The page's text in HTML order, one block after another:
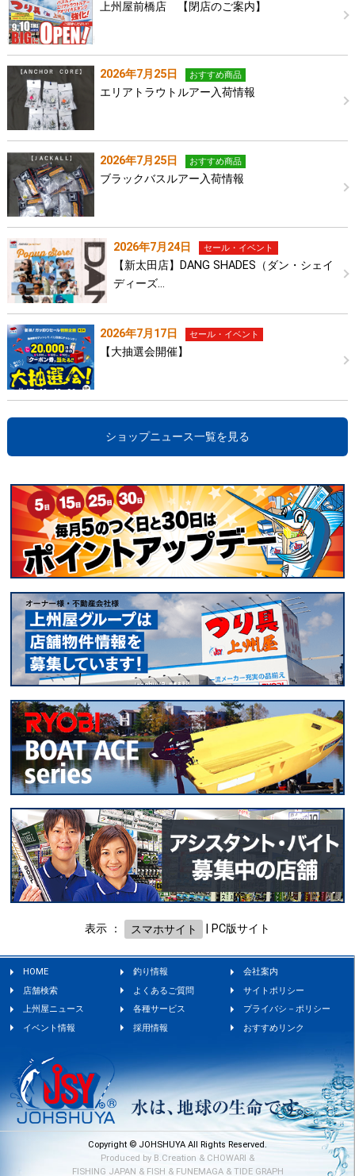
上州屋前橋店 【閉店のご案内】
2026年7月25日 おすすめ商品
エリアトラウトルアー入荷情報
2026年7月25日 おすすめ商品
ブラックバスルアー入荷情報
2026年7月24日 セール・イベント
【新太田店】DANG SHADES（ダン・シェイ
ディーズ…
2026年7月17日 セール・イベント
【大抽選会開催】
ショップニュース一覧を見る
表示 ： スマホサイト PC版サイト
HOME 釣り情報
会社案内
店舗検索
よくあるご質問
サイトポリシー
上州屋ニュース
各種サービス
プライバシ－ポリシー
イベント情報
採用情報 おすすめリンク
Copyright © JOHSHUYA All Rights Reserved.
Produced by B.Creation & CHOWARI &
FISHING JAPAN & FISH & FUNEMAGA& TIDE GRAPH